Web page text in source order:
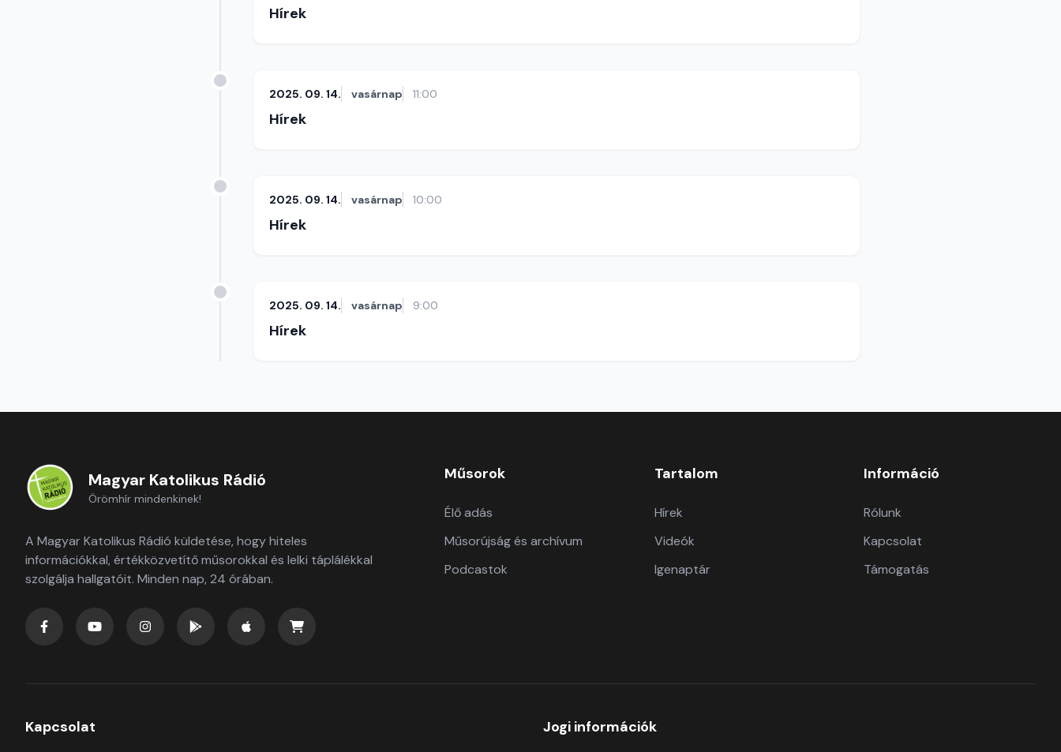
Hírek
2025. 09. 14. vasárnap 11:00
Hírek
2025. 09. 14. vasárnap 10:00
Hírek
2025. 09. 14. vasárnap 9:00
Hírek
Magyar Katolikus Rádió
Örömhír mindenkinek!
A Magyar Katolikus Rádió küldetése, hogy hiteles
információkkal, értékközvetítő műsorokkal és lelki táplálékkal
szolgálja hallgatóit. Minden nap, 24 órában.
Műsorok
Élő adás
Műsorújság és archívum
Podcastok
Tartalom
Hírek
Videók
Igenaptár
Információ
Rólunk
Kapcsolat
Támogatás
Kapcsolat Jogi információk